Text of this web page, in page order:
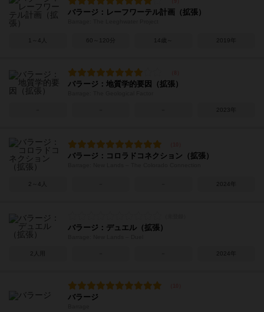
バラージ：レーフワーテル計画（拡張）
1～4人 60～120分 14歳～ 2019年
バラージ：地質学的要因（拡張）
2023年
バラージ：コロラドコネクション（拡張）
2～4人 2024年
バラージ：デュエル（拡張）
2人用 2024年
バラージ